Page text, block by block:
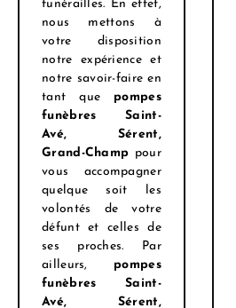
funérailles. En effet,
nous mettons à
votre disposition
notre expérience et
notre savoir-faire en
tant que pompes
funèbres Saint-
Avé, Sérent,
Grand-Champ pour
vous accompagner
quelque soit les
volontés de votre
défunt et celles de
ses proches. Par
ailleurs, pompes
funèbres Saint-
Avé, Sérent,